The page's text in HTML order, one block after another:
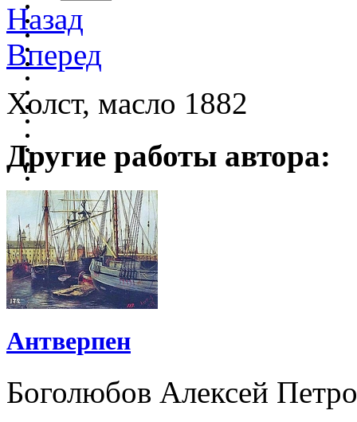
Назад
Вперед
Холст, масло 1882
Другие работы автора:
Антверпен
Боголюбов Алексей